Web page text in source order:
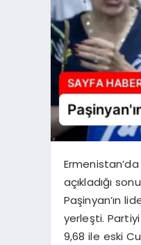
açıkladığı
Paşinyan’ın
yerleşti. Partiyi
9,68 ile eski